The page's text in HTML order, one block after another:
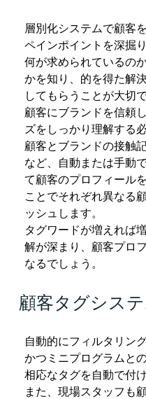
層別化システムで顧客
ペインポイントを深掘
何が求められているの
かを知り、的を得た解
してもらうことが大切で
顧客にブランドを信頼
ズをしっかり理解する
顧客とブランドの接触
など、自動または手動
て顧客のプロフィール
ことでそれぞれ異なる
ッシュします。
タグワードが増えれば
解が深まり、顧客プロ
なるでしょう。
顧客タグシス
自動的にフィルタリン
かつミニプログラムと
相応なタグを自動で付
また、現場スタッフも